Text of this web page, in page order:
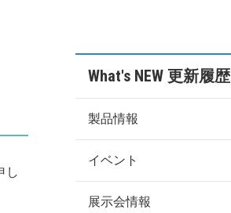
し
What's NEW 更新履歴
製品情報
イベント
展示会情報